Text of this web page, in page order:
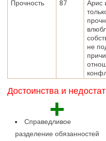
Прочность
87
Арис
не
Достоинства и
+
Справедливое
разделение обязанностей